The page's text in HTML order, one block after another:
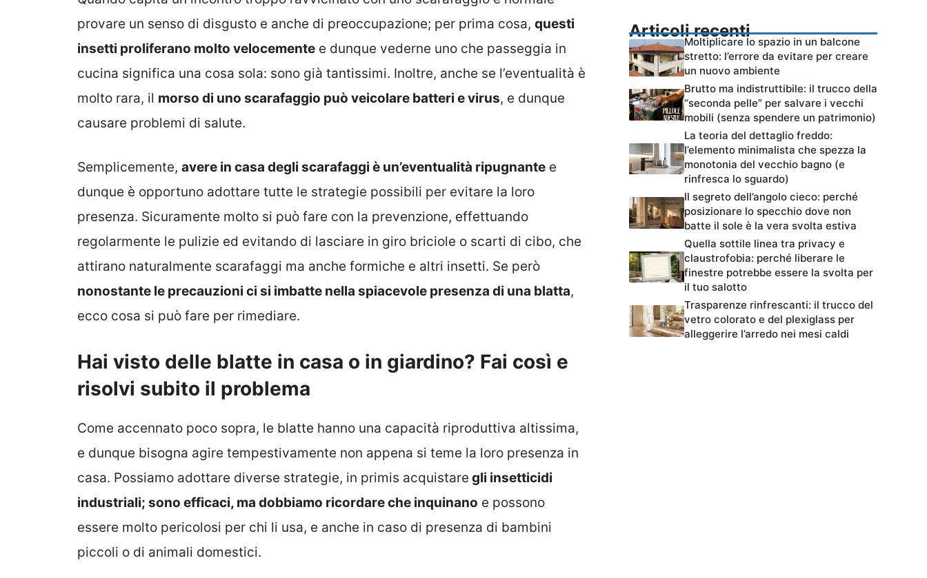
provare un senso di disgusto e anche di preoccupazione; per prima cosa, questi
insetti proliferano molto velocemente e dunque vederne uno che passeggia in
cucina significa una cosa sola: sono già tantissimi. Inoltre, anche se l’eventualità è
molto rara, il morso di uno scarafaggio può veicolare batteri e virus, e dunque
causare problemi di salute.
Semplicemente, avere in casa degli scarafaggi è un’eventualità ripugnante e
dunque è opportuno adottare tutte le strategie possibili per evitare la loro
presenza. Sicuramente molto si può fare con la prevenzione, effettuando
regolarmente le pulizie ed evitando di lasciare in giro briciole o scarti di cibo, che
attirano naturalmente scarafaggi ma anche formiche e altri insetti. Se però
nonostante le precauzioni ci si imbatte nella spiacevole presenza di una blatta,
ecco cosa si può fare per rimediare.
Hai visto delle blatte in casa o in giardino? Fai così e
risolvi subito il problema
Come accennato poco sopra, le blatte hanno una capacità riproduttiva altissima,
e dunque bisogna agire tempestivamente non appena si teme la loro presenza in
casa. Possiamo adottare diverse strategie, in primis acquistare gli insetticidi
industriali; sono efficaci, ma dobbiamo ricordare che inquinano e possono
essere molto pericolosi per chi li usa, e anche in caso di presenza di bambini
piccoli o di animali domestici.
Articoli recenti
Moltiplicare lo spazio in un balcone
stretto: l’errore da evitare per creare
un nuovo ambiente
Brutto ma indistruttibile: il trucco della
“seconda pelle” per salvare i vecchi
mobili (senza spendere un patrimonio)
La teoria del dettaglio freddo:
l’elemento minimalista che spezza la
monotonia del vecchio bagno (e
rinfresca lo sguardo)
Il segreto dell’angolo cieco: perché
posizionare lo specchio dove non
batte il sole è la vera svolta estiva
Quella sottile linea tra privacy e
claustrofobia: perché liberare le
finestre potrebbe essere la svolta per
il tuo salotto
Trasparenze rinfrescanti: il trucco del
vetro colorato e del plexiglass per
alleggerire l’arredo nei mesi caldi